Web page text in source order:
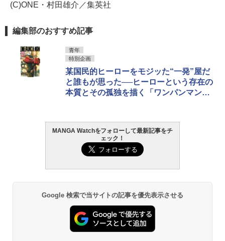
(C)ONE・村田雄介／集英社
編集部のおすすめ記事
青年
特別企画
某国民的ヒーローをモジッた“一発”屋だ
と誰もが思った──ヒーローという存在の
本質とその孤独を描く「ワンパンマン」
MANGA Watchをフォローして最新記事をチ
ェック！
Google 検索で当サイトの記事を優先表示させる